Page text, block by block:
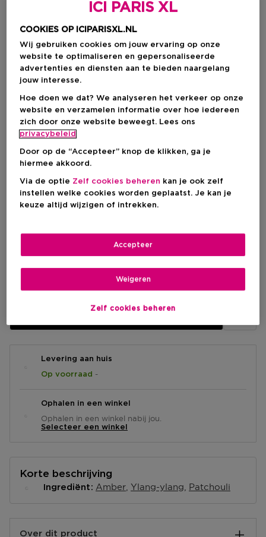
Kies je formaat
400 ML
400 ML
IN WINKELMANDJE
Levering aan huis
Op voorraad -
Ophalen in een winkel
Ophalen in een winkel nabij jou.
Selecteer een winkel
Korte beschrijving
Ingrediënt Amber Ylang-ylang Patchouli
Over dit product
ICI PARIS XL
COOKIES OP ICIPARISXL.NL
Wij gebruiken cookies om jouw ervaring op onze
website te optimaliseren en gepersonaliseerde
advertenties en diensten aan te bieden naargelang
jouw interesse.
Hoe doen we dat? We analyseren het verkeer op onze
website en verzamelen informatie over hoe iedereen
zich door onze website beweegt. Lees ons
privacybeleid
Door op de “Accepteer” knop de klikken, ga je
hiermee akkoord.
Via de optie Zelf cookies beheren kan je ook zelf
instellen welke cookies worden geplaatst. Je kan je
keuze altijd wijzigen of intrekken.
Zelf cookies beheren
Weigeren
Accepteer